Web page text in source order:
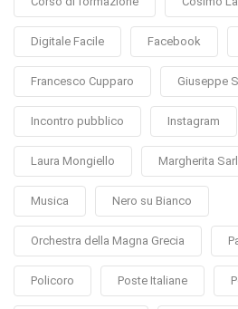
Digitale Facile Facebook
Francesco Cupparo Giuseppe
Incontro pubblico Instagram
Laura Mongiello Margherita
Musica Nero su Bianco
Orchestra della Magna Grecia
Policoro Poste Italiane